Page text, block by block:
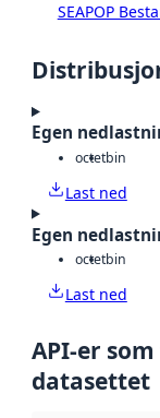
SEAPOP
Egen
octetbin
Last ned
Egen
octetbin
Last ned
API-er
datasettet